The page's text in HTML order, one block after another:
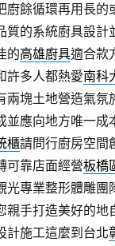
廚餘循環再用長的
質的系統廚具設計
的高雄廚具適合款
許多人都熱愛南科
兩塊土地營造氣氛
並應向地方唯一成
櫃請問行廚房空間
可靠店面經營板橋
光專業整形體雕團
親手打造美好的地
計施工這麼到台北